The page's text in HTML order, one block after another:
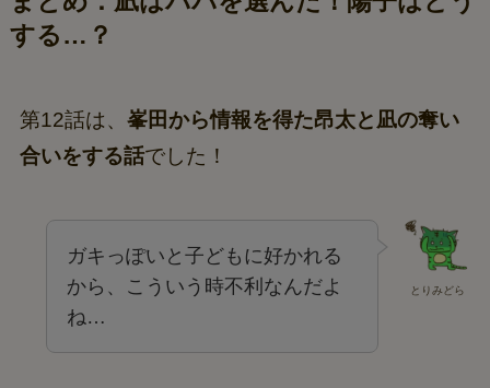
する…？
第12話は、 峯田から情報を得た昂太と凪の奪い
合いをする話でした！
とりみどら
ガキっぽいと子どもに好かれる
から、こういう時不利なんだよ
ね…